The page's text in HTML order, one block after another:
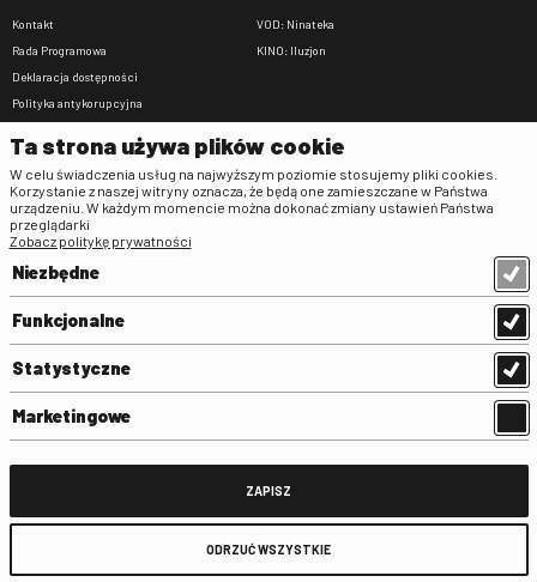
Kontakt
Rada Programowa
Deklaracja dostępności
Polityka antykorupcyjna
Zamówienia publiczne
Praca w FINA
VOD: Ninateka
KINO: Iluzjon
Regulaminy
Klauzula informacyjna RODO
Regulamin użytkowania parkingu
Standardy ochrony małoletnich
Regulamin kina Iluzjon
Ta strona używa plików cookie
W celu świadczenia usług na najwyższym poziomie stosujemy pliki cookies.
Korzystanie z naszej witryny oznacza, że będą one zamieszczane w Państwa
urządzeniu. W każdym momencie można dokonać zmiany ustawień Państwa
przeglądarki
Zobacz politykę prywatności
Niezbędne
Funkcjonalne
Statystyczne
Marketingowe
ZAPISZ
ODRZUĆ WSZYSTKIE